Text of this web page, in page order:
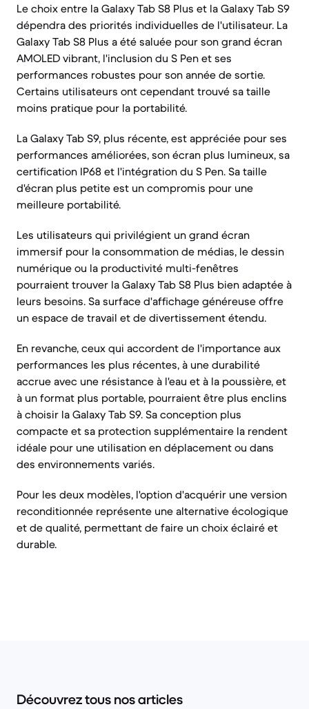
Le choix entre la Galaxy Tab S8 Plus et la Galaxy Tab S9
dépendra des priorités individuelles de l'utilisateur. La
Galaxy Tab S8 Plus a été saluée pour son grand écran
AMOLED vibrant, l'inclusion du S Pen et ses
performances robustes pour son année de sortie.
Certains utilisateurs ont cependant trouvé sa taille
moins pratique pour la portabilité.
La Galaxy Tab S9, plus récente, est appréciée pour ses
performances améliorées, son écran plus lumineux, sa
certification IP68 et l'intégration du S Pen. Sa taille
d'écran plus petite est un compromis pour une
meilleure portabilité.
Les utilisateurs qui privilégient un grand écran
immersif pour la consommation de médias, le dessin
numérique ou la productivité multi-fenêtres
pourraient trouver la Galaxy Tab S8 Plus bien adaptée à
leurs besoins. Sa surface d'affichage généreuse offre
un espace de travail et de divertissement étendu.
En revanche, ceux qui accordent de l'importance aux
performances les plus récentes, à une durabilité
accrue avec une résistance à l'eau et à la poussière, et
à un format plus portable, pourraient être plus enclins
à choisir la Galaxy Tab S9. Sa conception plus
compacte et sa protection supplémentaire la rendent
idéale pour une utilisation en déplacement ou dans
des environnements variés.
Pour les deux modèles, l'option d'acquérir une version
reconditionnée représente une alternative écologique
et de qualité, permettant de faire un choix éclairé et
durable.
Découvrez tous nos articles